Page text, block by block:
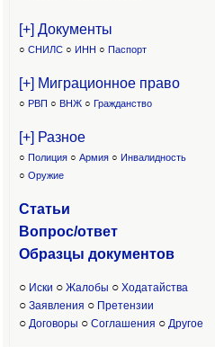
[+] Документы
○ СНИЛС ○ ИНН ○ Паспорт
[+] Миграционное право
○ РВП ○ ВНЖ ○ Гражданство
[+] Разное
○ Полиция ○ Армия ○ Инвалидность
○ Оружие
Статьи
Вопрос/ответ
Образцы документов
○ Иски ○ Жалобы ○ Ходатайства
○ Заявления ○ Претензии
○ Договоры ○ Соглашения ○ Другое